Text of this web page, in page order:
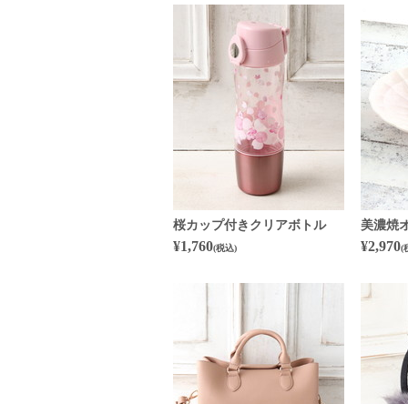
桜カップ付きクリアボトル 美濃焼
¥1,760(税込) ¥2,970(